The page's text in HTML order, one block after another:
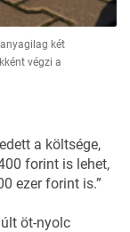
két
végzi a
a költsége,
forint is lehet,
ezer forint is.”
öt-nyolc